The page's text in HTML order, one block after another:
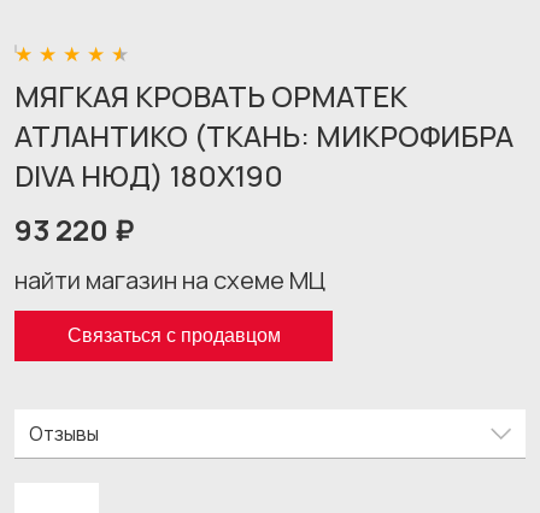
МЯГКАЯ КРОВАТЬ ОРМАТЕК
АТЛАНТИКО (ТКАНЬ: МИКРОФИБРА
DIVA НЮД) 180X190
93 220 ₽
найти магазин на схеме МЦ
Связаться с продавцом
Отзывы